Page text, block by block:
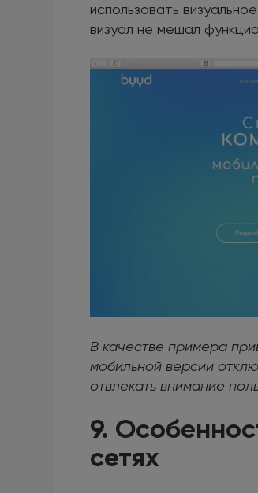
использовать
визуал не мешал
В качестве примера
мобильной версии
отвлекать внимание
9.
сетях